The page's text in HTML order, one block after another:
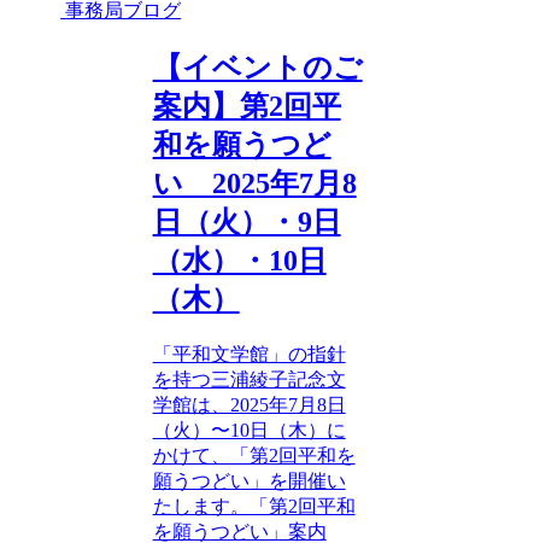
事務局ブログ
【イベントのご
案内】第2回平
和を願うつど
い 2025年7月8
日（火）・9日
（水）・10日
（木）
「平和文学館」の指針
を持つ三浦綾子記念文
学館は、2025年7月8日
（火）〜10日（木）に
かけて、「第2回平和を
願うつどい」を開催い
たします。「第2回平和
を願うつどい」案内